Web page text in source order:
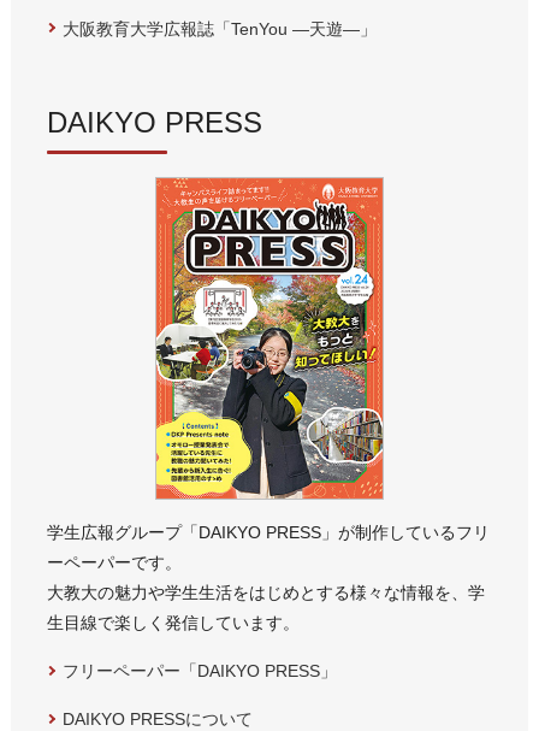
大阪教育大学広報誌「TenYou ―天遊―」
DAIKYO PRESS
学生広報グループ「DAIKYO PRESS」が制作しているフリ
ーペーパーです。
大教大の魅力や学生生活をはじめとする様々な情報を、学
生目線で楽しく発信しています。
フリーペーパー「DAIKYO PRESS」
DAIKYO PRESSについて